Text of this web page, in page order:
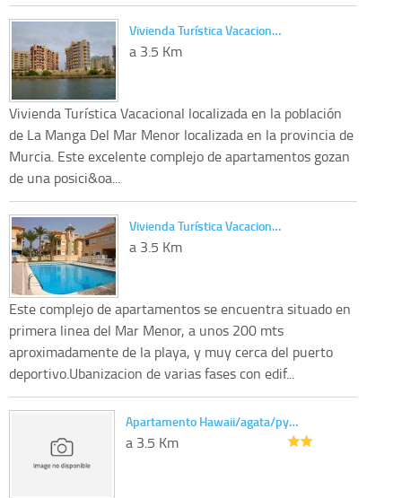
Vivienda Turística Vacacion…
a 3.5 Km
Vivienda Turística Vacacional localizada en la población
de La Manga Del Mar Menor localizada en la provincia de
Murcia. Este excelente complejo de apartamentos gozan
de una posici&oa...
Vivienda Turística Vacacion…
a 3.5 Km
Este complejo de apartamentos se encuentra situado en
primera linea del Mar Menor, a unos 200 mts
aproximadamente de la playa, y muy cerca del puerto
deportivo.Ubanizacion de varias fases con edif...
Apartamento Hawaii/agata/py…
a 3.5 Km